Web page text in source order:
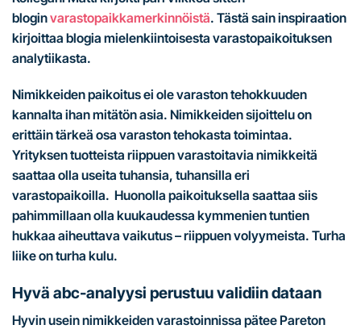
bloginvarastopaikkamerkinnöistä. Tästä sain inspiraation
kirjoittaa blogia mielenkiintoisesta varastopaikoituksen
analytiikasta.
Nimikkeiden paikoitus ei ole varaston tehokkuuden
kannalta ihan mitätön asia. Nimikkeiden sijoittelu on
erittäin tärkeä osa varaston tehokasta toimintaa.
Yrityksen tuotteista riippuen varastoitavia nimikkeitä
saattaa olla useita tuhansia, tuhansilla eri
varastopaikoilla. Huonolla paikoituksella saattaa siis
pahimmillaan olla kuukaudessa kymmenien tuntien
hukkaa aiheuttava vaikutus – riippuen volyymeista. Turha
liike on turha kulu.
Hyvä abc-analyysi perustuu validiin dataan
Hyvin usein nimikkeiden varastoinnissa pätee Pareton